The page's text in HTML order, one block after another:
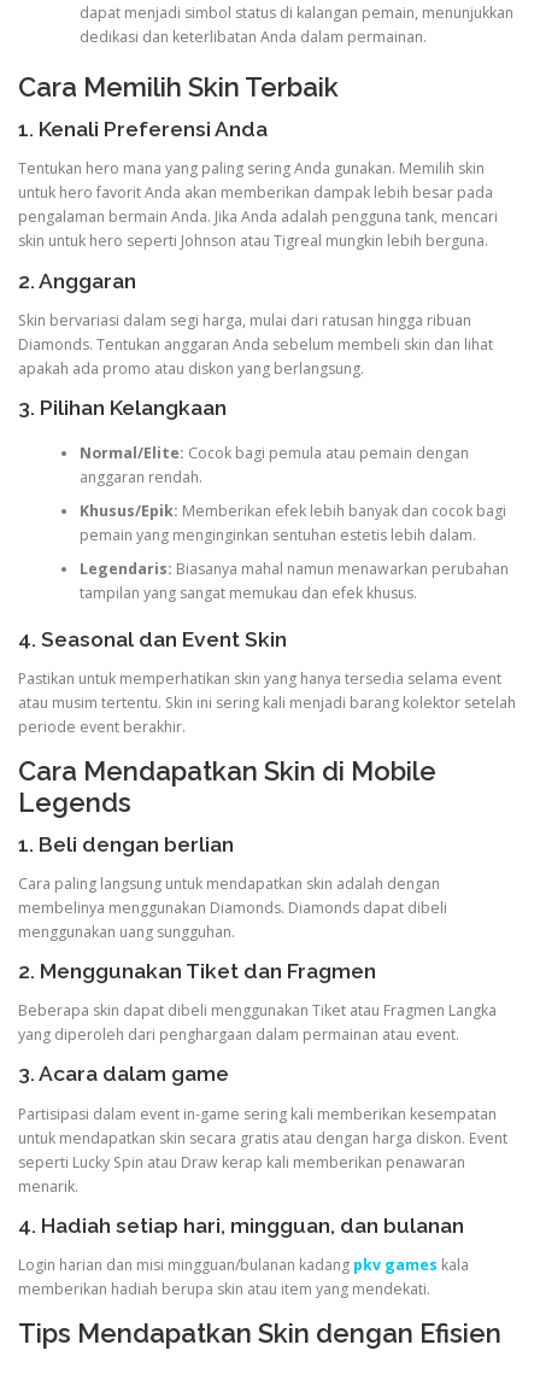
dapat menjadi simbol status di kalangan pemain, menunjukkan
dedikasi dan keterlibatan Anda dalam permainan.
Cara Memilih Skin Terbaik
1. Kenali Preferensi Anda
Tentukan hero mana yang paling sering Anda gunakan. Memilih skin
untuk hero favorit Anda akan memberikan dampak lebih besar pada
pengalaman bermain Anda. Jika Anda adalah pengguna tank, mencari
skin untuk hero seperti Johnson atau Tigreal mungkin lebih berguna.
2. Anggaran
Skin bervariasi dalam segi harga, mulai dari ratusan hingga ribuan
Diamonds. Tentukan anggaran Anda sebelum membeli skin dan lihat
apakah ada promo atau diskon yang berlangsung.
3. Pilihan Kelangkaan
Normal/Elite: Cocok bagi pemula atau pemain dengan
anggaran rendah.
Khusus/Epik: Memberikan efek lebih banyak dan cocok bagi
pemain yang menginginkan sentuhan estetis lebih dalam.
Legendaris: Biasanya mahal namun menawarkan perubahan
tampilan yang sangat memukau dan efek khusus.
4. Seasonal dan Event Skin
Pastikan untuk memperhatikan skin yang hanya tersedia selama event
atau musim tertentu. Skin ini sering kali menjadi barang kolektor setelah
periode event berakhir.
Cara Mendapatkan Skin di Mobile
Legends
1. Beli dengan berlian
Cara paling langsung untuk mendapatkan skin adalah dengan
membelinya menggunakan Diamonds. Diamonds dapat dibeli
menggunakan uang sungguhan.
2. Menggunakan Tiket dan Fragmen
Beberapa skin dapat dibeli menggunakan Tiket atau Fragmen Langka
yang diperoleh dari penghargaan dalam permainan atau event.
3. Acara dalam game
Partisipasi dalam event in-game sering kali memberikan kesempatan
untuk mendapatkan skin secara gratis atau dengan harga diskon. Event
seperti Lucky Spin atau Draw kerap kali memberikan penawaran
menarik.
4. Hadiah setiap hari, mingguan, dan bulanan
Login harian dan misi mingguan/bulanan kadang pkv games kala
memberikan hadiah berupa skin atau item yang mendekati.
Tips Mendapatkan Skin dengan Efisien